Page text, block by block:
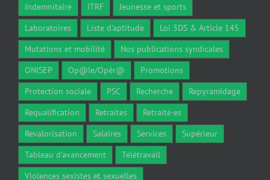
Indemnitaire
ITRF
Jeunesse et sports
Laboratoires
Liste d'aptitude
Loi 3DS & Article 145
Mutations et mobilité
Nos publications syndicales
ONISEP
Op@le/Opér@
Promotions
Protection sociale
PSC Recherche
Repyramidage
Requalification
Retraites
Retraité·es
Revalorisation
Salaires Services
Supérieur
Tableau d'avancement
Télétravail
Violences sexistes et sexuelles